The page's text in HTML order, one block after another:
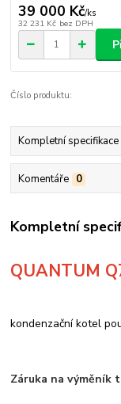
39 000 Kč/ks
32 231 Kč bez DPH
Číslo produktu:
Kompletní specifikace
Komentáře 0
Kompletní
QUANTUM
kondenzační kotel
Záruka na výměník